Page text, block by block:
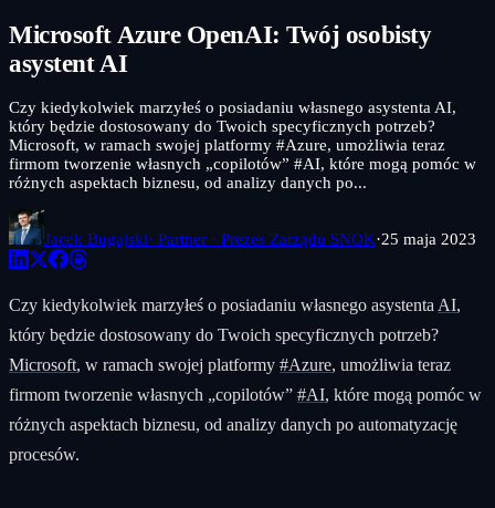
Microsoft Azure OpenAI: Twój osobisty
asystent AI
Czy kiedykolwiek marzyłeś o posiadaniu własnego asystenta AI,
który będzie dostosowany do Twoich specyficznych potrzeb?
Microsoft, w ramach swojej platformy #Azure, umożliwia teraz
firmom tworzenie własnych „copilotów” #AI, które mogą pomóc w
różnych aspektach biznesu, od analizy danych po...
Jacek Bugajski· Partner · Prezes Zarządu SNOK·25 maja 2023
Czy kiedykolwiek marzyłeś o posiadaniu własnego asystenta AI,
który będzie dostosowany do Twoich specyficznych potrzeb?
Microsoft, w ramach swojej platformy #Azure, umożliwia teraz
firmom tworzenie własnych „copilotów” #AI, które mogą pomóc w
różnych aspektach biznesu, od analizy danych po automatyzację
procesów.